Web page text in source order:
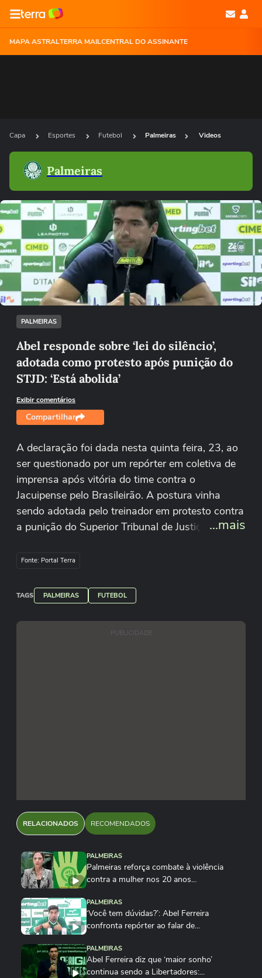
MAPA ASTRALTERRA MAILCENTRAL DO ASSINANTE
Capa Esportes Futebol Palmeiras Videos
Palmeiras
Ops!
Não foi possível reproduzir o vídeo
Tentar novamente
PALMEIRAS
Abel responde sobre ‘lei do silêncio’,
adotada como protesto após punição do
STJD: ‘Está abolida’
Exibir comentários
Compartilhar
A declaração foi dada nesta quinta feira, 23, ao
ser questionado por um repórter em coletiva de
imprensa após vitória do time contra o
Jacuipense pelo Brasileirão. A postura vinha
sendo adotada pelo treinador em protesto contra
a punição do Superior Tribunal de Justiça.
Reprodução/TV Palmeiras Sportingbet/Youtube
...mais
Fonte: Portal Terra
TAGS PALMEIRAS FUTEBOL
PUBLICIDADE
RELACIONADOS RECOMENDADOS
PALMEIRAS
Palmeiras reforça combate à violência
contra a mulher nos 20 anos...
PALMEIRAS
‘Você tem dúvidas?’: Abel Ferreira
confronta repórter ao falar de...
PALMEIRAS
Abel Ferreira diz que ‘maior sonho’
continua sendo a Libertadores:...